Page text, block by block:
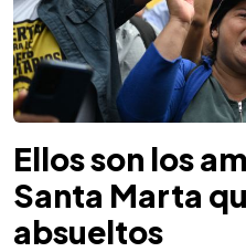
Ellos son los
Santa Marta
absueltos